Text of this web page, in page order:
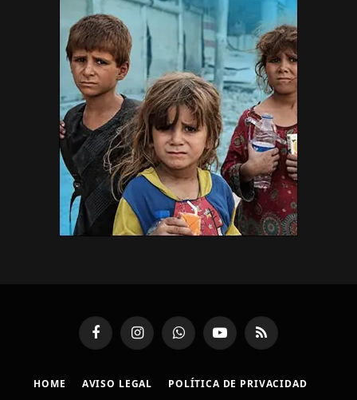
FacebookInstagramWhatsAppYouTubeRSS
HOME AVISO LEGAL
POLÍTICA DE PRIVACIDAD